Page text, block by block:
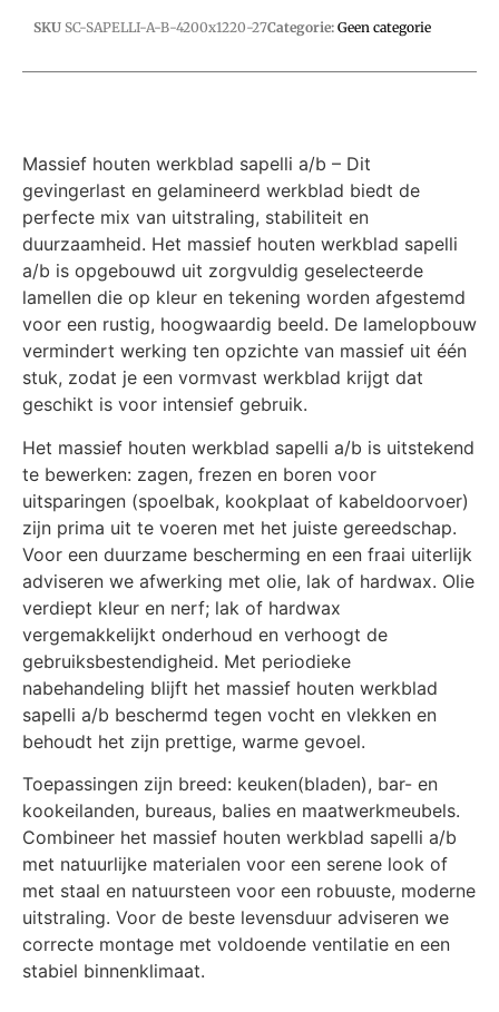
SKU SC-SAPELLI-A-B-4200x1220-27Categorie: Geen categorie
Massief houten werkblad sapelli a/b – Dit
gevingerlast en gelamineerd werkblad biedt de
perfecte mix van uitstraling, stabiliteit en
duurzaamheid. Het massief houten werkblad sapelli
a/b is opgebouwd uit zorgvuldig geselecteerde
lamellen die op kleur en tekening worden afgestemd
voor een rustig, hoogwaardig beeld. De lamelopbouw
vermindert werking ten opzichte van massief uit één
stuk, zodat je een vormvast werkblad krijgt dat
geschikt is voor intensief gebruik.
Het massief houten werkblad sapelli a/b is uitstekend
te bewerken: zagen, frezen en boren voor
uitsparingen (spoelbak, kookplaat of kabeldoorvoer)
zijn prima uit te voeren met het juiste gereedschap.
Voor een duurzame bescherming en een fraai uiterlijk
adviseren we afwerking met olie, lak of hardwax. Olie
verdiept kleur en nerf; lak of hardwax
vergemakkelijkt onderhoud en verhoogt de
gebruiksbestendigheid. Met periodieke
nabehandeling blijft het massief houten werkblad
sapelli a/b beschermd tegen vocht en vlekken en
behoudt het zijn prettige, warme gevoel.
Toepassingen zijn breed: keuken(bladen), bar- en
kookeilanden, bureaus, balies en maatwerkmeubels.
Combineer het massief houten werkblad sapelli a/b
met natuurlijke materialen voor een serene look of
met staal en natuursteen voor een robuuste, moderne
uitstraling. Voor de beste levensduur adviseren we
correcte montage met voldoende ventilatie en een
stabiel binnenklimaat.